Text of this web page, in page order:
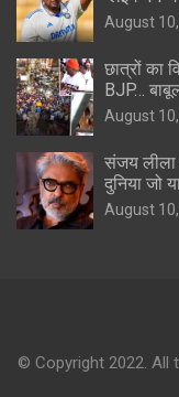
August
छात्रों का
BJP…
August
संजय लीला
दुनिया जो
August
© Copyright 2022. All